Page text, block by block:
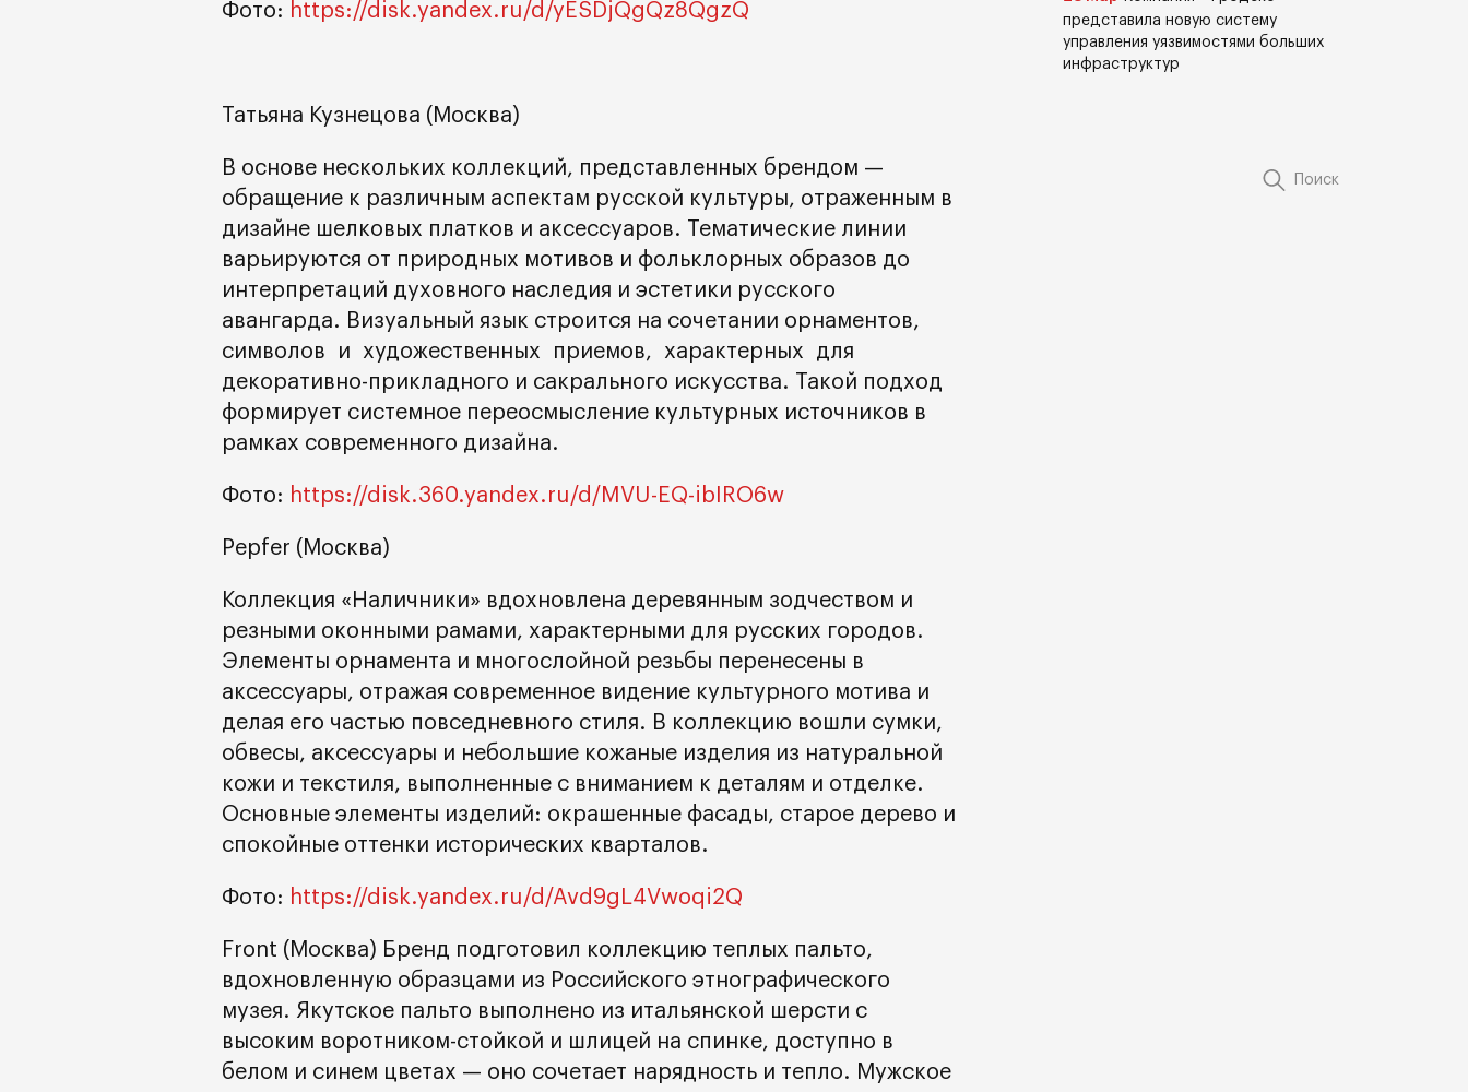
Фото: https://disk.yandex.ru/d/yESDjQgQz8QgzQ
Татьяна Кузнецова (Москва)
В основе нескольких коллекций, представленных брендом —
обращение к различным аспектам русской культуры, отраженным в
дизайне шелковых платков и аксессуаров. Тематические линии
варьируются от природных мотивов и фольклорных образов до
интерпретаций духовного наследия и эстетики русского
авангарда. Визуальный язык строится на сочетании орнаментов,
символов и художественных приемов, характерных для
декоративно-прикладного и сакрального искусства. Такой подход
формирует системное переосмысление культурных источников в
рамках современного дизайна.
Фото: https://disk.360.yandex.ru/d/MVU-EQ-ibIRO6w
Pepfer (Москва)
Коллекция «Наличники» вдохновлена деревянным зодчеством и
резными оконными рамами, характерными для русских городов.
Элементы орнамента и многослойной резьбы перенесены в
аксессуары, отражая современное видение культурного мотива и
делая его частью повседневного стиля. В коллекцию вошли сумки,
обвесы, аксессуары и небольшие кожаные изделия из натуральной
кожи и текстиля, выполненные с вниманием к деталям и отделке.
Основные элементы изделий: окрашенные фасады, старое дерево и
спокойные оттенки исторических кварталов.
Фото: https://disk.yandex.ru/d/Avd9gL4Vwoqi2Q
Front (Москва) Бренд подготовил коллекцию теплых пальто,
вдохновленную образцами из Российского этнографического
музея. Якутское пальто выполнено из итальянской шерсти с
высоким воротником-стойкой и шлицей на спинке, доступно в
белом и синем цветах — оно сочетает нарядность и тепло. Мужское
представила новую систему
управления уязвимостями больших
инфраструктур
Поиск